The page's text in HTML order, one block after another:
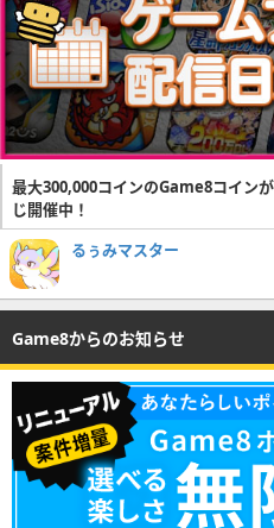
最大300,000コインのGame8コイン
じ開催中！
るぅみマスター
Game8からのお知らせ